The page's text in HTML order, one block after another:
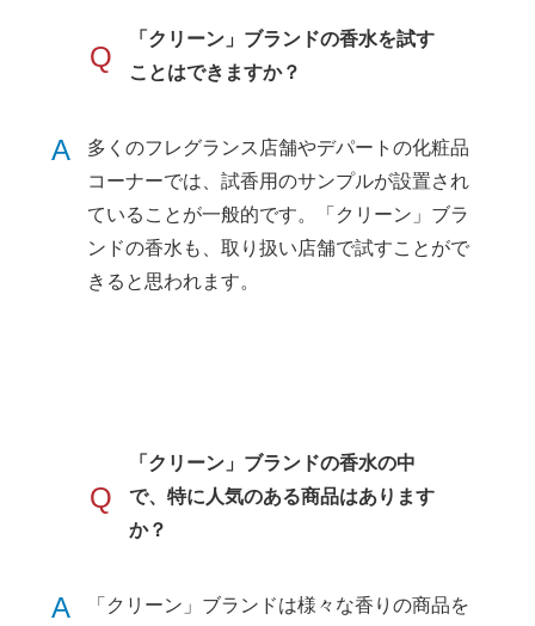
Q
「クリーン」ブランドの香水を試す
ことはできますか？
A
多くのフレグランス店舗やデパートの化粧品
コーナーでは、試香用のサンプルが設置され
ていることが一般的です。「クリーン」ブラ
ンドの香水も、取り扱い店舗で試すことがで
きると思われます。
Q
「クリーン」ブランドの香水の中
で、特に人気のある商品はあります
か？
A
「クリーン」ブランドは様々な香りの商品を